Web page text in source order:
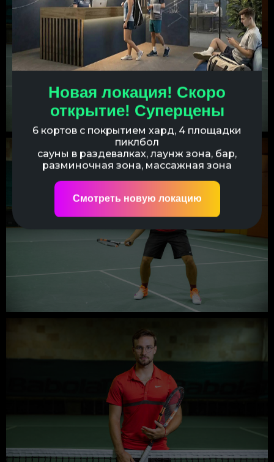
Новая локация! Скоро
открытие! Суперцены
6 кортов с покрытием хард, 4 площадки
пиклбол
сауны в раздевалках, лаунж зона, бар,
разминочная зона, массажная зона
Смотреть новую локацию
Чтобы забронировать место на пробное
занятие введите свой телефон в поле ниже и
нажмите кнопку "Записаться!"
Записаться!
на обработку персональных данных и соглашаюсь с
Политикой конфиденциальности
Договором оферты
Сделано в